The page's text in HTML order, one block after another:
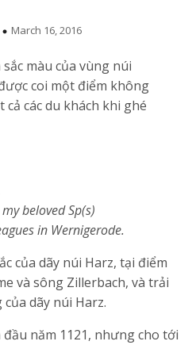
March 16, 2016
màu của vùng núi
coi một điểm không
các du khách khi ghé
beloved Sp(s)
in Wernigerode.
của dãy núi Harz, tại điểm
và sông Zillerbach, và trải
dãy núi Harz.
năm 1121, nhưng cho tới